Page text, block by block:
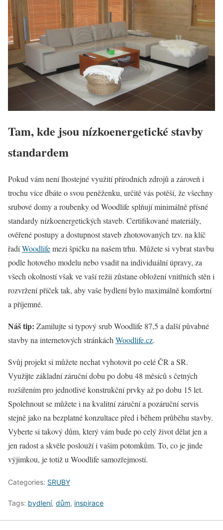
Tam, kde jsou nízkoenergetické stavby
standardem
Pokud vám není lhostejné využití přírodních zdrojů a zároveň i
trochu více dbáte o svou peněženku, určitě vás potěší, že všechny
srubové domy a roubenky od Woodlife splňují minimálně přísné
standardy nízkoenergetických staveb. Certifikované materiály,
ověřené postupy a dostupnost staveb zhotovovaných tzv. na klíč
řadíWoodlifemezi špičku na našem trhu. Můžete si vybrat stavbu
podle hotového modelu nebo vsadit na individuální úpravy, za
všech okolností však ve vaší režii zůstane obložení vnitřních stěn i
rozvržení příček tak, aby vaše bydlení bylo maximálně komfortní
a příjemné.
Náš tip: Zamilujte si typový srub Woodlife 87,5 a další půvabné
stavby na internetových stránkáchWoodlife.cz.
Svůj projekt si můžete nechat vyhotovit po celé ČR a SR.
Využijte základní záruční dobu po dobu 48 měsíců s četných
rozšířením pro jednotlivé konstrukční prvky až po dobu 15 let.
Spolehnout se můžete i na kvalitní záruční a pozáruční servis
stejně jako na bezplatné konzultace před i během průběhu stavby.
Vyberte si takový dům, který vám bude po celý život dělat jen a
jen radost a skvěle poslouží i vašim potomkům. To, co je jinde
výjimkou, je totiž u Woodlife samozřejmostí.
Categories: SRUBY
Tags: bydlení, dům, inspirace